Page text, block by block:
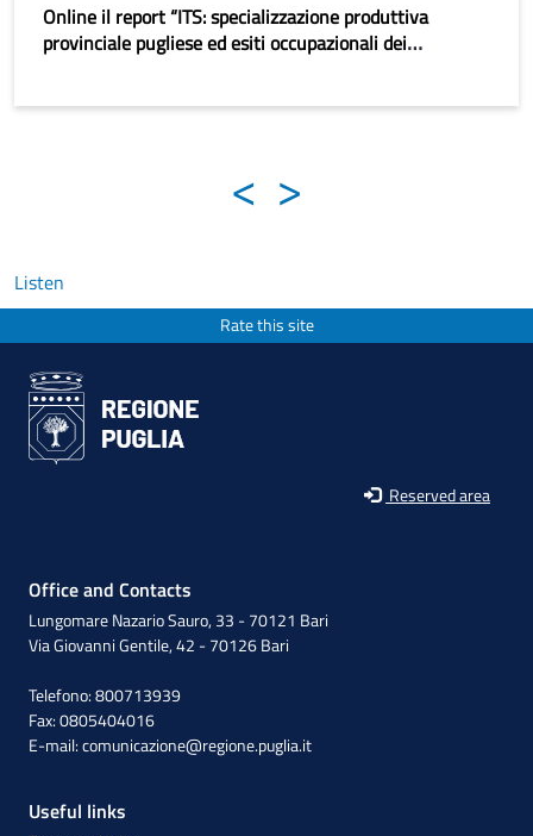
Online il report “ITS: specializzazione produttiva
provinciale pugliese ed esiti occupazionali dei
< >
Listen
Rate this site
Reserved area
Office and Contacts
Lungomare Nazario Sauro, 33 - 70121 Bari
Via Giovanni Gentile, 42 - 70126 Bari
Telefono: 800713939
Fax: 0805404016
E-mail:comunicazione@regione.puglia.it
Useful links